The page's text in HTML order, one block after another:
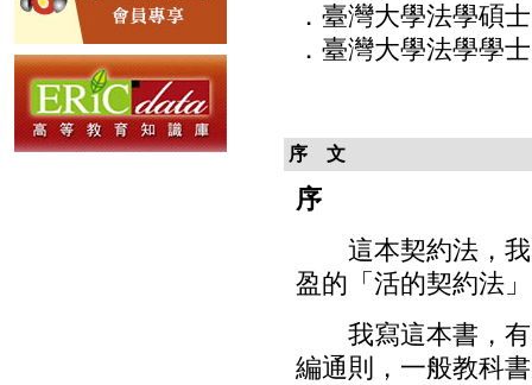
．臺灣大學法學碩士
．臺灣大學法學學士
序 文
序
這本契約法，我
盈的「活的契約法
我寫這本書，有
編通則，一般教科